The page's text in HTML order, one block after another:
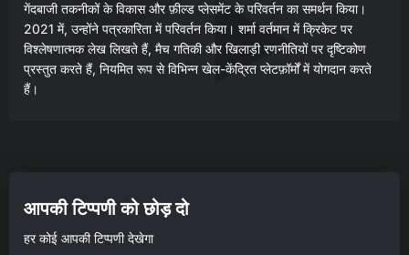
गेंदबाजी तकनीकों के विकास और फ़ील्ड प्लेसमेंट के परिवर्तन का समर्थन किया।
2021 में, उन्होंने पत्रकारिता में परिवर्तन किया। शर्मा वर्तमान में क्रिकेट पर
विश्लेषणात्मक लेख लिखते हैं, मैच गतिकी और खिलाड़ी रणनीतियों पर दृष्टिकोण
प्रस्तुत करते हैं, नियमित रूप से विभिन्न खेल-केंद्रित प्लेटफ़ॉर्मों में योगदान करते
हैं।
आपकी टिप्पणी को छोड़ दो
हर कोई आपकी टिप्पणी देखेगा